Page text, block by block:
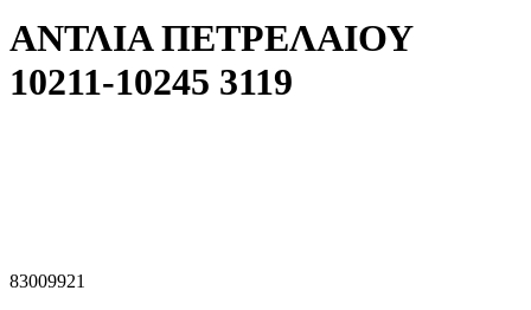
ΑΝΤΛΙΑ ΠΕΤΡΕΛΑΙΟΥ
10211-10245 3119
83009921